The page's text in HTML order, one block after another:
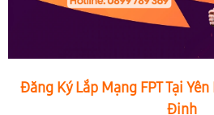
Đăng Ký Lắp Mạng FPT Tại
Định